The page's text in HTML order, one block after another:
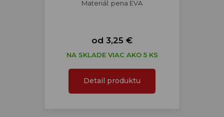
Materiál: pena EVA
od 3,25 €
NA SKLADE VIAC AKO 5 KS
Detail produktu